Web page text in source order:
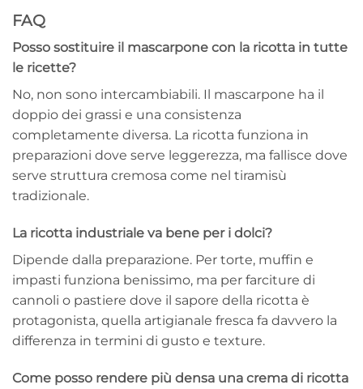
FAQ
Posso sostituire il mascarpone con la ricotta in tutte
le ricette?
No, non sono intercambiabili. Il mascarpone ha il
doppio dei grassi e una consistenza
completamente diversa. La ricotta funziona in
preparazioni dove serve leggerezza, ma fallisce dove
serve struttura cremosa come nel tiramisù
tradizionale.
La ricotta industriale va bene per i dolci?
Dipende dalla preparazione. Per torte, muffin e
impasti funziona benissimo, ma per farciture di
cannoli o pastiere dove il sapore della ricotta è
protagonista, quella artigianale fresca fa davvero la
differenza in termini di gusto e texture.
Come posso rendere più densa una crema di ricotta